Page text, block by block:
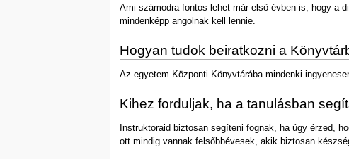
Ami számodra fontos lehet már első évben is, hogy a
mindenképp angolnak kell lennie.
Hogyan tudok beiratkozni a
Az egyetem Központi Könyvtárába mindenki
Kihez forduljak, ha a tanulásban
Instruktoraid biztosan segíteni fognak, ha úgy érzed,
ott mindig vannak felsőbbévesek, akik biztosan